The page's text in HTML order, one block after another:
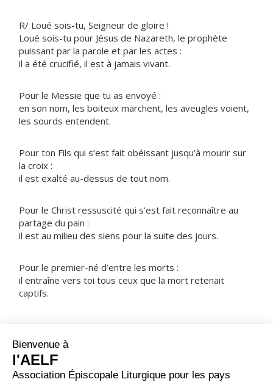
R/ Loué sois-tu, Seigneur de gloire !
Loué sois-tu pour Jésus de Nazareth, le prophète
puissant par la parole et par les actes :
il a été crucifié, il est à jamais vivant.
Pour le Messie que tu as envoyé :
en son nom, les boiteux marchent, les aveugles voient,
les sourds entendent.
Pour ton Fils qui s’est fait obéissant jusqu’à mourir sur
la croix :
il est exalté au-dessus de tout nom.
Pour le Christ ressuscité qui s’est fait reconnaître au
partage du pain :
il est au milieu des siens pour la suite des jours.
Pour le premier-né d’entre les morts :
il entraîne vers toi tous ceux que la mort retenait
captifs.
ORAISON
Dieu puissant de qui vient tout don parfait, enracine en